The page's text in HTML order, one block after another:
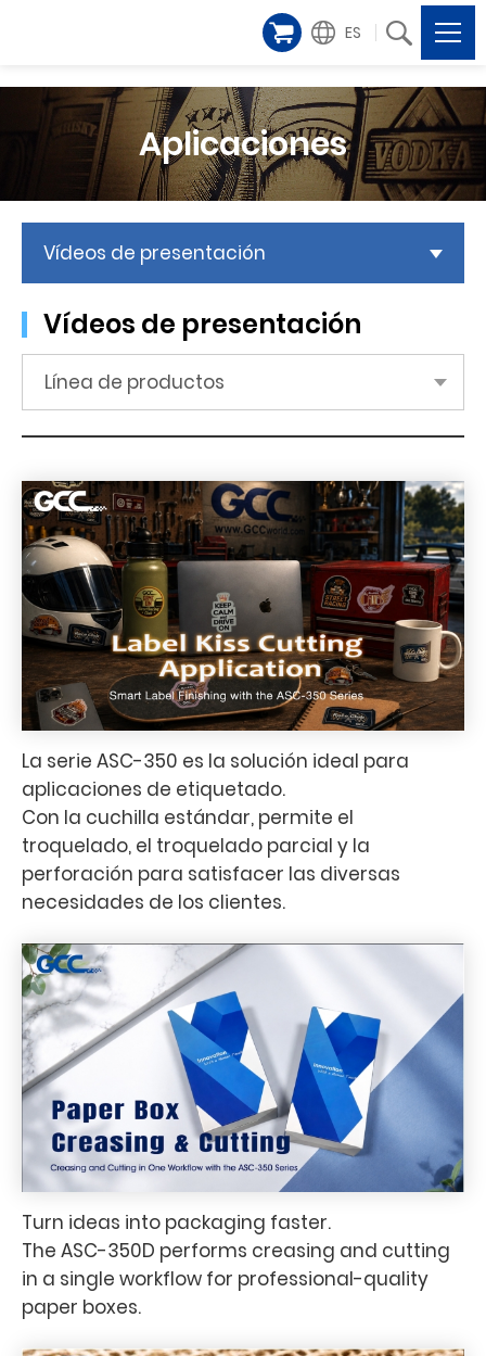
ES
Aplicaciones
Vídeos de presentación
Vídeos de presentación
Línea de productos
La serie ASC-350 es la solución ideal para
aplicaciones de etiquetado.
Con la cuchilla estándar, permite el
troquelado, el troquelado parcial y la
perforación para satisfacer las diversas
necesidades de los clientes.
Turn ideas into packaging faster.
The ASC-350D performs creasing and cutting
in a single workflow for professional-quality
paper boxes.